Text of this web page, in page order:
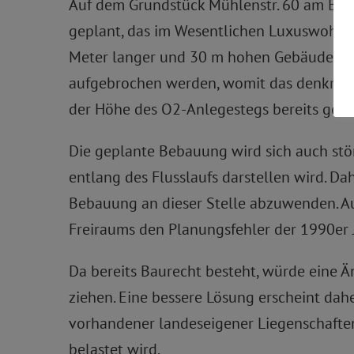
Auf dem Grundstück Mühlenstr. 60 am
geplant, das im Wesentlichen
Meter langer und 30 m hohen
aufgebrochen werden, womit das
der Höhe des O2-Anlegestegs bereits
Die geplante Bebauung wird sich auch
entlang des Flusslaufs darstellen wird.
Bebauung an dieser Stelle abzuwenden.
Freiraums den Planungsfehler der 1990er
Da bereits Baurecht besteht, würde eine
ziehen. Eine bessere Lösung erscheint
vorhandener landeseigener
belastet wird.